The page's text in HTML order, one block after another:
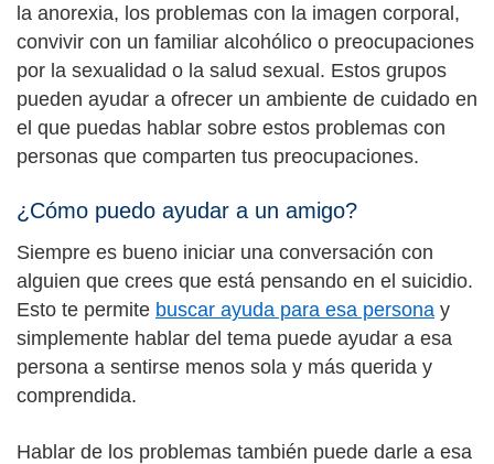
la anorexia, los problemas con la imagen corporal,
convivir con un familiar alcohólico o preocupaciones
por la sexualidad o la salud sexual. Estos grupos
pueden ayudar a ofrecer un ambiente de cuidado en
el que puedas hablar sobre estos problemas con
personas que comparten tus preocupaciones.
¿Cómo puedo ayudar a un amigo?
Siempre es bueno iniciar una conversación con
alguien que crees que está pensando en el suicidio.
Esto te permite buscar ayuda para esa persona y
simplemente hablar del tema puede ayudar a esa
persona a sentirse menos sola y más querida y
comprendida.
Hablar de los problemas también puede darle a esa